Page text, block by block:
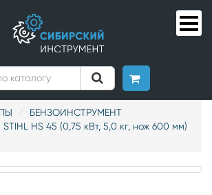
БЕНЗОИНСТРУМЕНТ
HS 45 (0,75 кВт, 5,0 кг, нож 600 мм)